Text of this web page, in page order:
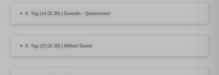
▸ 8. Tag (14.02.26) | Dunedin - Queenstown
▸ 9. Tag (15.02.26) | Milford Sound